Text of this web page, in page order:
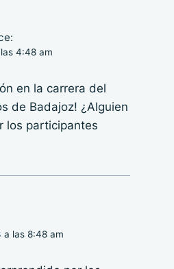
4:48 am
en la carrera del
de Badajoz! ¿Alguien
los participantes
las 8:48 am